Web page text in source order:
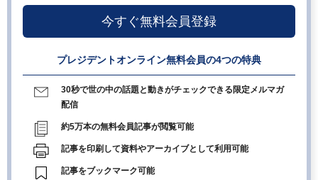
今すぐ無料会員登録
プレジデントオンライン無料会員の4つの特典
30秒で世の中の話題と動きがチェックできる限定メルマガ
配信
約5万本の無料会員記事が閲覧可能
記事を印刷して資料やアーカイブとして利用可能
記事をブックマーク可能